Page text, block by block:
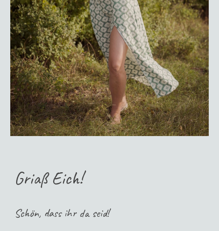
Griaß Eich!
Schön, dass ihr da seid!